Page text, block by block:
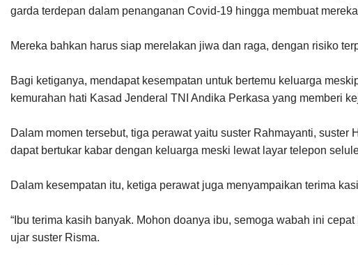
garda terdepan dalam penanganan Covid-19 hingga membuat
Mereka bahkan harus siap merelakan jiwa dan raga, dengan risiko
Bagi ketiganya, mendapat kesempatan untuk bertemu keluarga
kemurahan hati Kasad Jenderal TNI Andika Perkasa yang memberi
Dalam momen tersebut, tiga perawat yaitu suster Rahmayanti,
dapat bertukar kabar dengan keluarga meski lewat layar telepon
Dalam kesempatan itu, ketiga perawat juga menyampaikan terima
“Ibu terima kasih banyak. Mohon doanya ibu, semoga wabah ini
ujar suster Risma.